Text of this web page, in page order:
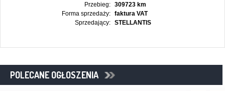
Przebieg:
309723 km
Forma sprzedaży:
faktura VAT
Sprzedający:
STELLANTIS
POLECANE OGŁOSZENIA